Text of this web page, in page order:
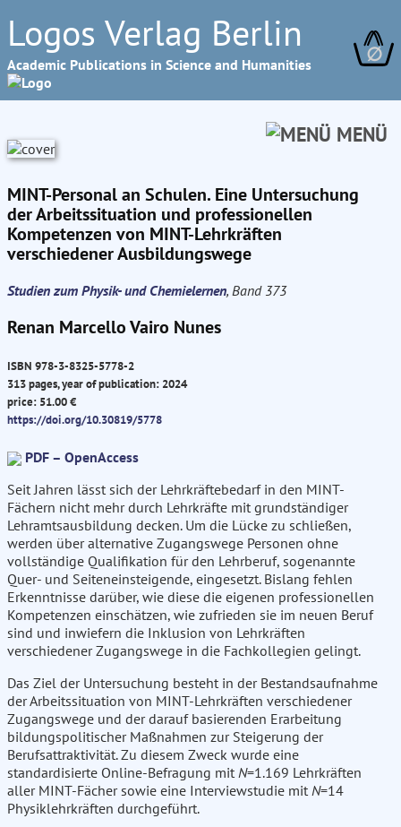
Logos Verlag Berlin
Academic Publications in Science and Humanities ∅
MENÜ
MINT-Personal an Schulen. Eine Untersuchung
der Arbeitssituation und professionellen
Kompetenzen von MINT-Lehrkräften
verschiedener Ausbildungswege
Studien zum Physik- und Chemielernen, Band 373
Renan Marcello Vairo Nunes
ISBN 978-3-8325-5778-2
313 pages, year of publication: 2024
price: 51.00 €
https://doi.org/10.30819/5778
PDF – OpenAccess
Seit Jahren lässt sich der Lehrkräftebedarf in den MINT-
Fächern nicht mehr durch Lehrkräfte mit grundständiger
Lehramtsausbildung decken. Um die Lücke zu schließen,
werden über alternative Zugangswege Personen ohne
vollständige Qualifikation für den Lehrberuf, sogenannte
Quer- und Seiteneinsteigende, eingesetzt. Bislang fehlen
Erkenntnisse darüber, wie diese die eigenen professionellen
Kompetenzen einschätzen, wie zufrieden sie im neuen Beruf
sind und inwiefern die Inklusion von Lehrkräften
verschiedener Zugangswege in die Fachkollegien gelingt.
Das Ziel der Untersuchung besteht in der Bestandsaufnahme
der Arbeitssituation von MINT-Lehrkräften verschiedener
Zugangswege und der darauf basierenden Erarbeitung
bildungspolitischer Maßnahmen zur Steigerung der
Berufsattraktivität. Zu diesem Zweck wurde eine
standardisierte Online-Befragung mit N=1.169 Lehrkräften
aller MINT-Fächer sowie eine Interviewstudie mit N=14
Physiklehrkräften durchgeführt.